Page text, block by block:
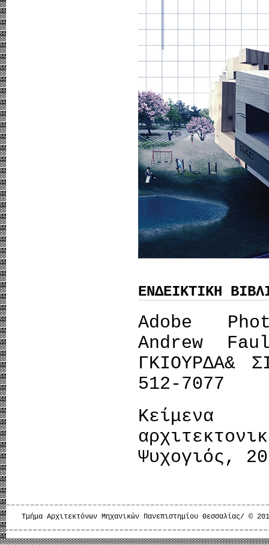
ΕΝΔΕΙΚΤΙΚΗ
Adobe
Andrew
ΓΚΙΟΥΡΔΑ&
512-7077
Ψυχογιός,
Τμήμα Αρχιτεκτόνων Μηχανικών Πανεπιστημίου Θεσσαλίας/ ©